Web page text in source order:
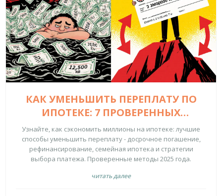
КАК УМЕНЬШИТЬ ПЕРЕПЛАТУ ПО
ИПОТЕКЕ: 7 ПРОВЕРЕННЫХ
СПОСОБОВ И СКРЫТЫЕ
ВОЗМОЖНОСТИ
Узнайте, как сэкономить миллионы на ипотеке: лучшие
способы уменьшить переплату - досрочное погашение,
рефинансирование, семейная ипотека и стратегии
выбора платежа. Проверенные методы 2025 года.
читать далее